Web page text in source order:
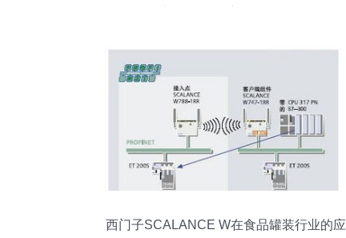
西门子SCALANCE W在食品罐装行业的应